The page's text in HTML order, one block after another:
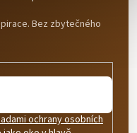
Bez zbytečného
ochrany osobních